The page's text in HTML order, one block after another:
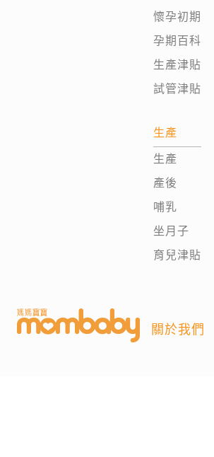
懷孕初期
孕期百科
生產津貼
試管津貼
生產
生產
產後
哺乳
坐月子
育兒津貼
關於我們